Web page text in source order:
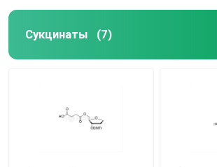
Сукцинаты (7)